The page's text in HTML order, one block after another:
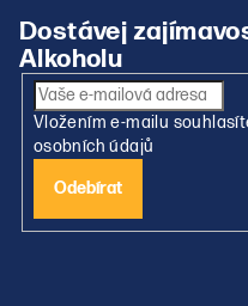
Vložením e-mailu
osobních údajů
Přihlásit